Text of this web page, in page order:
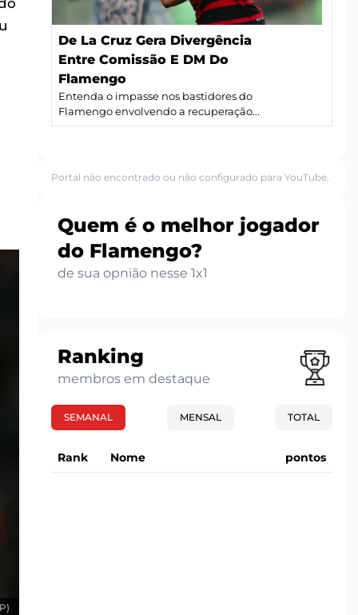
De La Cruz Gera Divergência
Entre Comissão E DM Do
Flamengo
Entenda o impasse nos bastidores do
Flamengo envolvendo a recuperação...
Portal não encontrado ou não configurado para YouTube.
Quem é o melhor jogador
do Flamengo?
de sua opnião nesse 1x1
Ranking
membros em destaque
SEMANAL MENSAL TOTAL
Rank Nome pontos